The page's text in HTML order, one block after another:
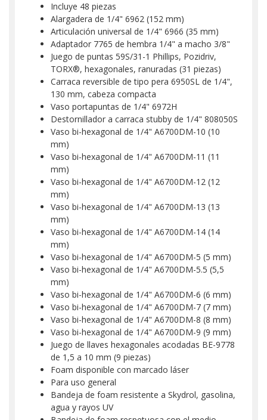
Incluye 48 piezas
Alargadera de 1/4" 6962 (152 mm)
Articulación universal de 1/4" 6966 (35 mm)
Adaptador 7765 de hembra 1/4" a macho 3/8"
Juego de puntas 59S/31-1 Phillips, Pozidriv,
TORX®, hexagonales, ranuradas (31 piezas)
Carraca reversible de tipo pera 6950SL de 1/4",
130 mm, cabeza compacta
Vaso portapuntas de 1/4" 6972H
Destornillador a carraca stubby de 1/4" 808050S
Vaso bi-hexagonal de 1/4" A6700DM-10 (10
mm)
Vaso bi-hexagonal de 1/4" A6700DM-11 (11
mm)
Vaso bi-hexagonal de 1/4" A6700DM-12 (12
mm)
Vaso bi-hexagonal de 1/4" A6700DM-13 (13
mm)
Vaso bi-hexagonal de 1/4" A6700DM-14 (14
mm)
Vaso bi-hexagonal de 1/4" A6700DM-5 (5 mm)
Vaso bi-hexagonal de 1/4" A6700DM-5.5 (5,5
mm)
Vaso bi-hexagonal de 1/4" A6700DM-6 (6 mm)
Vaso bi-hexagonal de 1/4" A6700DM-7 (7 mm)
Vaso bi-hexagonal de 1/4" A6700DM-8 (8 mm)
Vaso bi-hexagonal de 1/4" A6700DM-9 (9 mm)
Juego de llaves hexagonales acodadas BE-9778
de 1,5 a 10 mm (9 piezas)
Foam disponible con marcado láser
Para uso general
Bandeja de foam resistente a Skydrol, gasolina,
agua y rayos UV